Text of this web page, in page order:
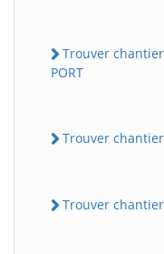
Trouver chantier
PORT
Trouver chantier
Trouver chantier